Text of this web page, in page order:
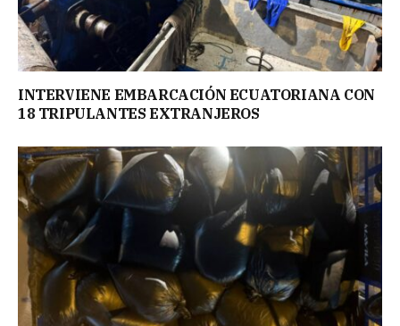
INTERVIENE EMBARCACIÓN ECUATORIANA CON
18 TRIPULANTES EXTRANJEROS